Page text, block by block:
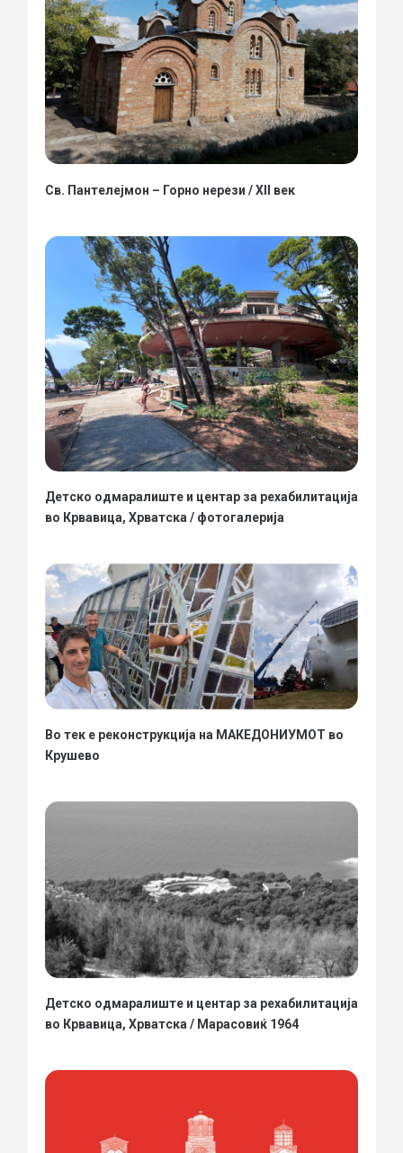
Св. Пантелејмон – Горно нерези / XII век
Детско одмаралиште и центар за рехабилитација
во Крвавица, Хрватска / фотогалерија
Во тек е реконструкција на МАКЕДОНИУМОТ во
Крушево
Детско одмаралиште и центар за рехабилитација
во Крвавица, Хрватска / Марасовиќ 1964